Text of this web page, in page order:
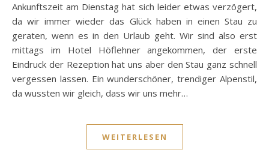
Ankunftszeit am Dienstag hat sich leider etwas verzögert,
da wir immer wieder das Glück haben in einen Stau zu
geraten, wenn es in den Urlaub geht. Wir sind also erst
mittags im Hotel Höflehner angekommen, der erste
Eindruck der Rezeption hat uns aber den Stau ganz schnell
vergessen lassen. Ein wunderschöner, trendiger Alpenstil,
da wussten wir gleich, dass wir uns mehr…
WEITERLESEN